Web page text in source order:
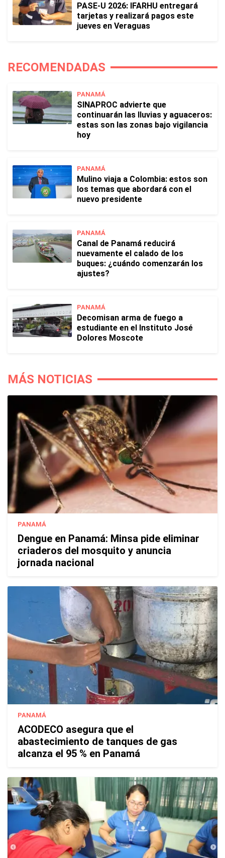
PASE-U 2026: IFARHU entregará
tarjetas y realizará pagos este
jueves en Veraguas
RECOMENDADAS
PANAMÁ
SINAPROC advierte que
continuarán las lluvias y aguaceros:
estas son las zonas bajo vigilancia
hoy
PANAMÁ
Mulino viaja a Colombia: estos son
los temas que abordará con el
nuevo presidente
PANAMÁ
Canal de Panamá reducirá
nuevamente el calado de los
buques: ¿cuándo comenzarán los
ajustes?
PANAMÁ
Decomisan arma de fuego a
estudiante en el Instituto José
Dolores Moscote
MÁS NOTICIAS
PANAMÁ
Dengue en Panamá: Minsa pide eliminar
criaderos del mosquito y anuncia
jornada nacional
PANAMÁ
ACODECO asegura que el
abastecimiento de tanques de gas
alcanza el 95 % en Panamá